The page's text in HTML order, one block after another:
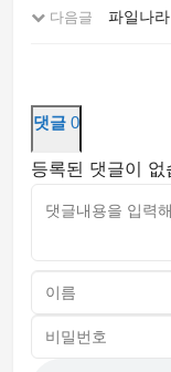
다음글 파일나라
댓글 0
등록된 댓글이 없